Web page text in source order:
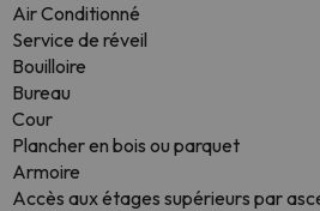
Air Conditionné
Service de réveil
Bouilloire
Bureau
Cour
Plancher en bois ou parquet
Armoire
Accès aux étages supérieurs par